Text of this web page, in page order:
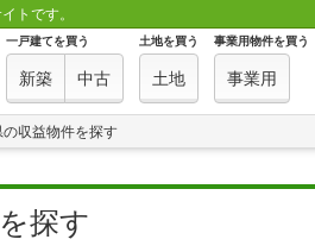
トです。
一戸建てを買う
新築 中古
土地を買う
土地
事業用物件を買う
事業用
の収益物件を探す
探す